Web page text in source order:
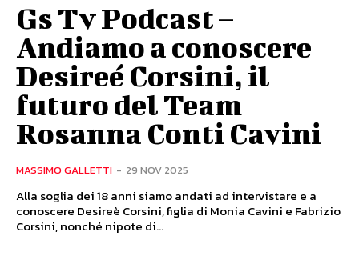
Gs Tv Podcast –
Andiamo a conoscere
Desireé Corsini, il
futuro del Team
Rosanna Conti Cavini
MASSIMO GALLETTI - 29 NOV 2025
Alla soglia dei 18 anni siamo andati ad intervistare e a
conoscere Desireè Corsini, figlia di Monia Cavini e Fabrizio
Corsini, nonché nipote di...